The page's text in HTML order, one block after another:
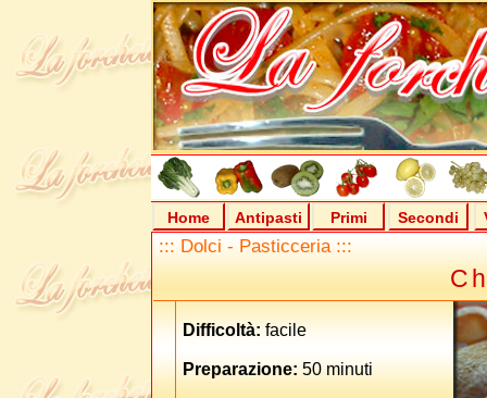
Home Antipasti Primi Secondi
::: Dolci - Pasticceria :::
Difficoltà: facile
Preparazione: 50 minuti